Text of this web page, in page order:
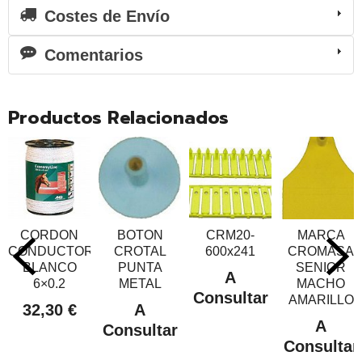
Costes de Envío
Comentarios
Productos Relacionados
CORDON
CONDUCTOR
BLANCO
6×0.2
32,30 €
BOTON
CROTAL
PUNTA
METAL
A
Consultar
CRM20-
600x241
A
Consultar
MARCA
CROMASA
SENIOR
MACHO
AMARILLO
A
Consultar